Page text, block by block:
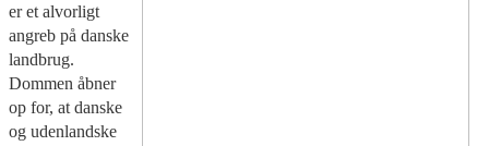
er et alvorligt
angreb på danske
landbrug.
Dommen åbner
op for, at danske
og udenlandske